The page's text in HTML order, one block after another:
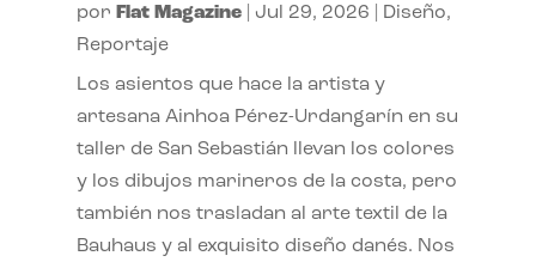
por Flat Magazine| Jul 29, 2026 Diseño,
Reportaje
Los asientos que hace la artista y
artesana Ainhoa Pérez-Urdangarín en su
taller de San Sebastián llevan los colores
y los dibujos marineros de la costa, pero
también nos trasladan al arte textil de la
Bauhaus y al exquisito diseño danés. Nos